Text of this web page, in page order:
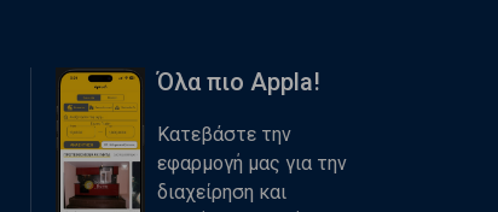
Όλα πιο Appla!
Κατεβάστε την
εφαρμογή μας για την
διαχείρηση και